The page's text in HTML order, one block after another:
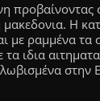
προβαίνοντας
Η
ραμμένα τα
τα ιδια
στην